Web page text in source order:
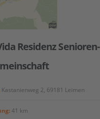
Residenz Senioren-
Kastanienweg 2, 69181 Leimen
41 km